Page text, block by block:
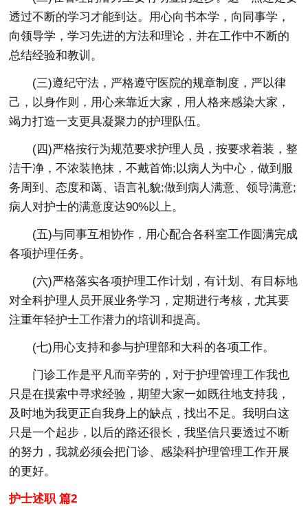
透过不断的学习才能到达。用心向书本学，向同事学，
向领导学，学习先进的方法和理论，并在工作中不断的
总结经验和教训。
(三)遵纪守法，严格遵守医院的规章制度，严以律
己，以身作则，用心来靠近大家，用人格来感染大家，
竭力打造一支更具凝聚力的护理队伍。
(四)严格按行为规范要求护理人员，按要求着装，整
洁干净，不浓装艳抹，不戴首饰;以病人为中心，做到服
务周到、态度和蔼、语言礼貌;做到病人满意、领导满意;
病人对护士的满意度达90%以上。
(五)与同事互相协作，用心配合各科室工作圆满完成
各项护理任务。
(六)严格落实各项护理工作计划，有计划、有目标地
对全科护理人员开展业务学习，定期进行考核，尤其要
注重年轻护士工作潜力的培训和提高。
(七)用心支持和参与护理部和大科的各项工作。
门诊工作是平凡而辛劳的，对于护理管理工作我也
只是在摸索中寻求经验，期望大家一如既往地支持我，
及时地为我更正自我身上的缺点，找出不足。我明白这
只是一个起步，以后的路还很长，我坚信只要透过不断
的努力，我就必须会把门诊、感染科护理管理工作开展
的更好。
护士述职 篇2